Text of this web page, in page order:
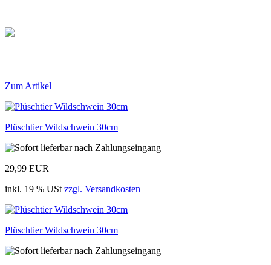
Zum Artikel
Plüschtier Wildschwein 30cm
29,99 EUR
inkl. 19 % USt zzgl. Versandkosten
Plüschtier Wildschwein 30cm